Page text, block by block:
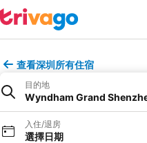
查看深圳所有住宿
目的地
Wyndham Grand
入住/退房
選擇日期